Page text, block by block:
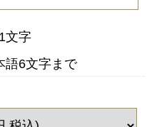
文字
語6文字まで